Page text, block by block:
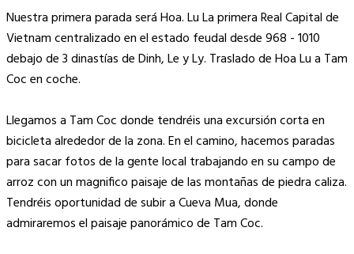
Nuestra primera parada será Hoa. Lu La primera Real Capital de
Vietnam centralizado en el estado feudal desde 968 - 1010
debajo de 3 dinastías de Dinh, Le y Ly. Traslado de Hoa Lu a Tam
Coc en coche.
Llegamos a Tam Coc donde tendréis una excursión corta en
bicicleta alrededor de la zona. En el camino, hacemos paradas
para sacar fotos de la gente local trabajando en su campo de
arroz con un magnifico paisaje de las montañas de piedra caliza.
Tendréis oportunidad de subir a Cueva Mua, donde
admiraremos el paisaje panorámico de Tam Coc.